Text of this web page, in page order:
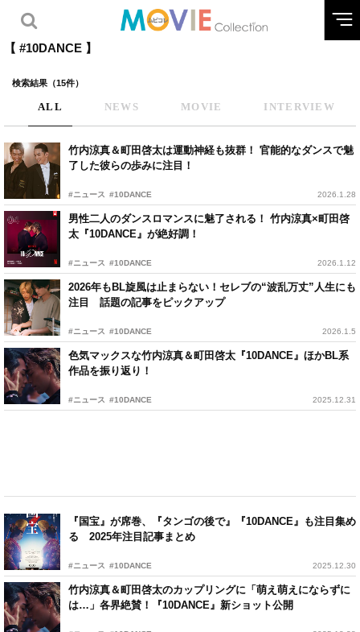
【 #10DANCE 】
検索結果（15件）
ALL NEWS MOVIE INTERVIEW
竹内涼真＆町田啓太は運動神経も抜群！ 官能的なダンスで魅
了した彼らの歩みに注目！
#ニュース #10DANCE 2026.1.28
男性二人のダンスロマンスに魅了される！ 竹内涼真×町田啓
太『10DANCE』が絶好調！
#ニュース #10DANCE 2026.1.12
2026年もBL旋風は止まらない！セレブの“波乱万丈”人生にも
注目 話題の記事をピックアップ
#ニュース #10DANCE 2026.1.5
色気マックスな竹内涼真＆町田啓太『10DANCE』ほかBL系
作品を振り返り！
#ニュース #10DANCE 2025.12.31
『国宝』が席巻、『タンゴの後で』『10DANCE』も注目集め
る 2025年注目記事まとめ
#ニュース #10DANCE 2025.12.30
竹内涼真＆町田啓太のカップリングに「萌え萌えにならずに
は…」各界絶賛！『10DANCE』新ショット公開